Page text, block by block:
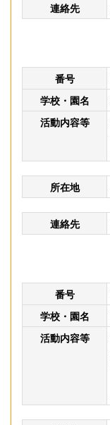
連絡先
番号
学校・園名
活動内容等
所在地
連絡先
番号
学校・園名
活動内容等